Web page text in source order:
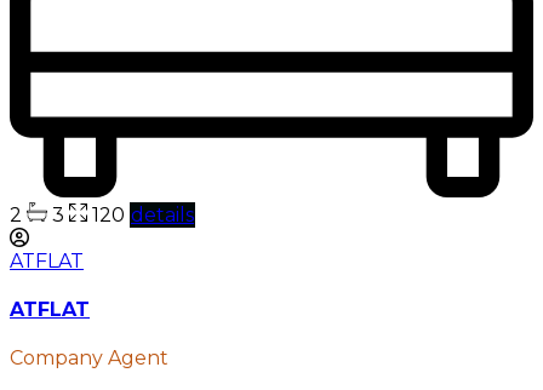
2 3 120 details
ATFLAT
ATFLAT
Company Agent